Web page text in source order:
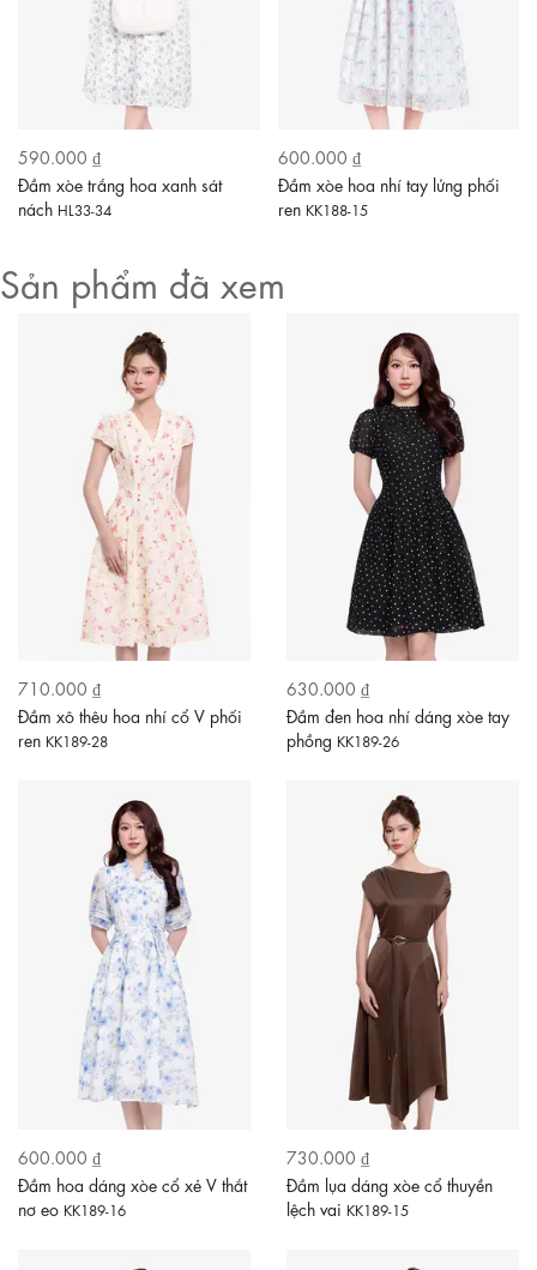
590.000 ₫
Đầm xòe trắng hoa xanh sát
nách HL33-34
600.000 ₫
Đầm xòe hoa nhí tay lửng phối
ren KK188-15
Sản phẩm đã xem
710.000 ₫
Đầm xô thêu hoa nhí cổ V phối
ren KK189-28
630.000 ₫
Đầm đen hoa nhí dáng xòe tay
phồng KK189-26
600.000 ₫
Đầm hoa dáng xòe cổ xẻ V thắt
nơ eo KK189-16
730.000 ₫
Đầm lụa dáng xòe cổ thuyền
lệch vai KK189-15